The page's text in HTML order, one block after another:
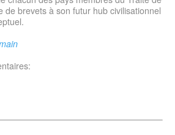
de brevets à son futur hub civilisationnel